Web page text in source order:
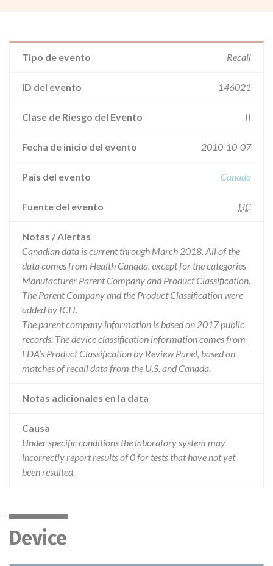
Tipo de evento Recall
ID del evento 146021
Clase de Riesgo del Evento II
Fecha de inicio del evento 2010-10-07
País del evento Canada
Fuente del evento HC
Notas / Alertas
Canadian data is current through March 2018. All of the
data comes from Health Canada, except for the categories
Manufacturer Parent Company and Product Classification.
The Parent Company and the Product Classification were
added by ICIJ.
The parent company information is based on 2017 public
records. The device classification information comes from
FDA’s Product Classification by Review Panel, based on
matches of recall data from the U.S. and Canada.
Notas adicionales en la data
Causa
Under specific conditions the laboratory system may
incorrectly report results of 0 for tests that have not yet
been resulted.
Device